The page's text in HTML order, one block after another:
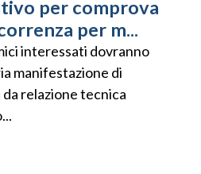
per comprova
per m...
interessati dovranno
manifestazione di
relazione tecnica